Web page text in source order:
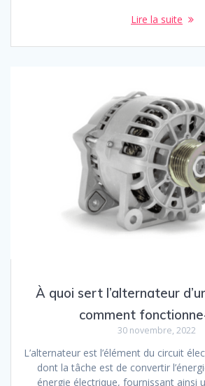
Lire la suite
À quoi sert l’alternateur
comment
30 novembre, 2022
L’alternateur est l’élément du circuit
dont la tâche est de convertir
énergie électrique, fournissant ainsi